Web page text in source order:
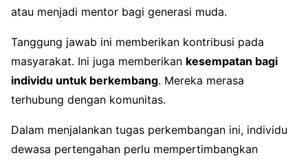
atau menjadi mentor bagi generasi muda.
Tanggung jawab ini memberikan kontribusi pada
masyarakat. Ini juga memberikan kesempatan bagi
individu untuk berkembang. Mereka merasa
terhubung dengan komunitas.
Dalam menjalankan tugas perkembangan ini, individu
dewasa pertengahan perlu mempertimbangkan